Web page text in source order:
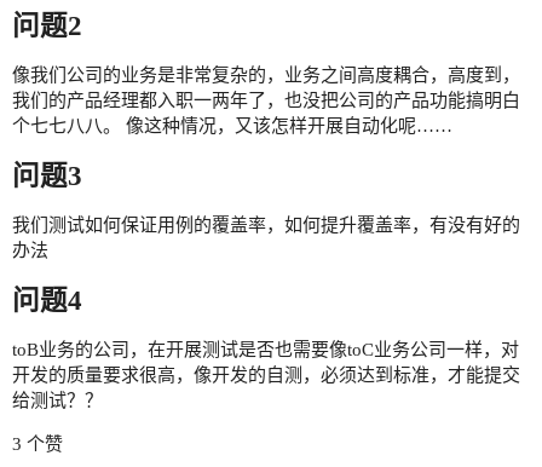
问题2
像我们公司的业务是非常复杂的，业务之间高度耦合，高度到，
我们的产品经理都入职一两年了，也没把公司的产品功能搞明白
个七七八八。 像这种情况，又该怎样开展自动化呢……
问题3
我们测试如何保证用例的覆盖率，如何提升覆盖率，有没有好的
办法
问题4
toB业务的公司，在开展测试是否也需要像toC业务公司一样，对
开发的质量要求很高，像开发的自测，必须达到标准，才能提交
给测试？？
3 个赞